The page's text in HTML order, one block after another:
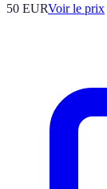
50 EURVoir le prix